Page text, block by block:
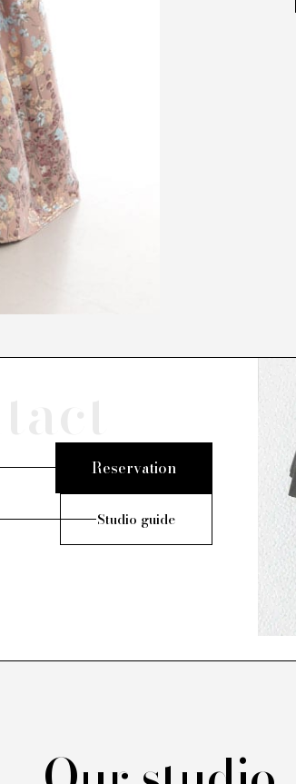
Reservation
Studio guide